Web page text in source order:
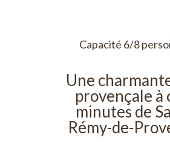
Capacité 6/8
Une
provençale à
minutes de
Rémy-de-